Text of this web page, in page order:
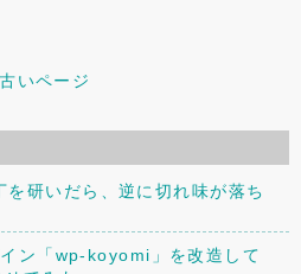
いページ
研いだら、逆に切れ味が落ち
ン「wp-koyomi」を改造して